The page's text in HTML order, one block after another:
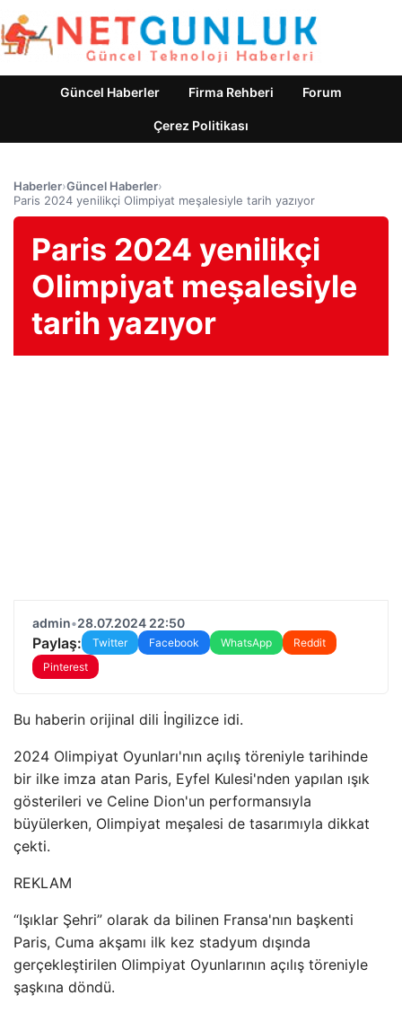
Güncel Haberler Firma Rehberi Forum
Çerez Politikası
Haberler›Güncel Haberler›
Paris 2024 yenilikçi Olimpiyat meşalesiyle tarih yazıyor
Paris 2024 yenilikçi
Olimpiyat meşalesiyle
tarih yazıyor
admin•28.07.2024 22:50
Paylaş: Twitter Facebook WhatsApp
Reddit
Pinterest
Bu haberin orijinal dili İngilizce idi.
2024 Olimpiyat Oyunları'nın açılış töreniyle tarihinde
bir ilke imza atan Paris, Eyfel Kulesi'nden yapılan ışık
gösterileri ve Celine Dion'un performansıyla
büyülerken, Olimpiyat meşalesi de tasarımıyla dikkat
çekti.
REKLAM
“Işıklar Şehri” olarak da bilinen Fransa'nın başkenti
Paris, Cuma akşamı ilk kez stadyum dışında
gerçekleştirilen Olimpiyat Oyunlarının açılış töreniyle
şaşkına döndü.